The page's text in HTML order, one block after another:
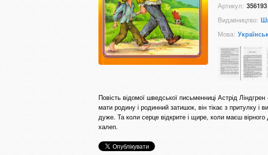
Артикул: 356193
Видавництво:
Мова:
Повість відомої шведської письменниці Астрід
мати родину і родинний затишок, він тікає з притулку
дуже. Та коли серце відкрите і щире, коли маєш
халеп.